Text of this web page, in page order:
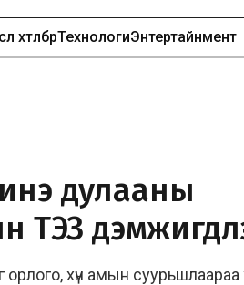
хөтөлбөрТехнологиЭнтертайнмент
дулааны
ТЭЗҮ
орлого, хүн амын суурьшлаараа